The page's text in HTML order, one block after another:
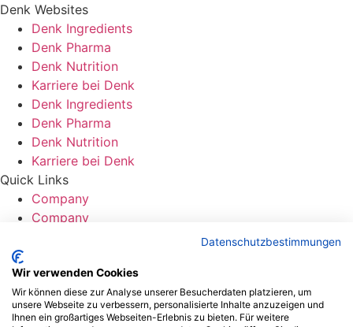
Denk Websites
Denk Ingredients
Denk Pharma
Denk Nutrition
Karriere bei Denk
Denk Ingredients
Denk Pharma
Denk Nutrition
Karriere bei Denk
Quick Links
Company
Company
Contact
Datenschutzbestimmungen
Wir verwenden Cookies
Wir können diese zur Analyse unserer Besucherdaten platzieren, um
unsere Webseite zu verbessern, personalisierte Inhalte anzuzeigen und
Ihnen ein großartiges Webseiten-Erlebnis zu bieten. Für weitere